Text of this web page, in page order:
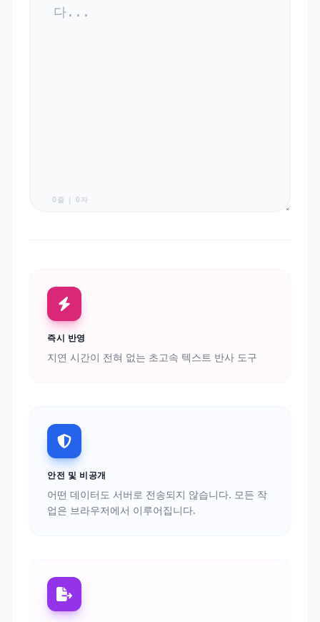
0줄 | 0자
즉시 반영
지연 시간이 전혀 없는 초고속 텍스트 반사 도구
안전 및 비공개
어떤 데이터도 서버로 전송되지 않습니다. 모든 작
업은 브라우저에서 이루어집니다.